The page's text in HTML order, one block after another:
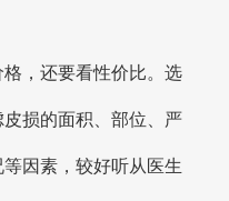
，还要看性价比。选
损的面积、部位、严
因素，较好听从医生